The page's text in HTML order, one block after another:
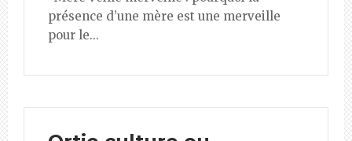
présence d’une mère est une merveille
pour le...